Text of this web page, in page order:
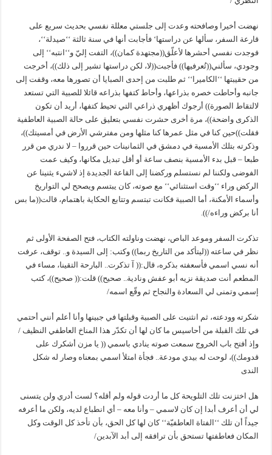
نهضت أخيرا وصافحته وعدت إلى جلستي معللة نفسي بحديث سريع على
قارعة السفر، سألها عن دراستها‘ فأجابت أنها في سنة ثالثة ‘‘صيدلة‘‘،
فوجدت نفسي أحشرها لأعلّق((مجتهدة كمان))، التفت إليّ و‘‘انتبه‘‘ إلى
وجودي، سألني((تُعرفيها)) فأجبت((لا، لكن دراستها تشير إلى ذلك))، أخرجت
من حقيبتها ‘‘الكاميرا‘‘ ثم طلبت من إحدى الصبايا أن تصورها معه، وقفت إلى
جانبه وأحاطت خصره بذراعها، وأحاط كتفها بذراعه قائلا للصبية التي تستعد
لالتقاط الصورة)) أرجوك أظهري ذراعي التي تحيط كتفها، أريد أن تكون
الذكرى واضحة))، مرة أخرى حشرت نفسي بتعليق على حالة الصبية العاطفية
فقلت))حين كنا في مثل عمرها كنا مثلها ومن مفترشي الأرض في أمسيتك))،
وذكرته بتلك الأمسية في دمشق في الثمانينات حين قرروا – لا ندري من قرر
طبعا – قبل بدء الأمسية بنصف ساعة أو أقل تبديل مكانها، وكيف عمت
الفوضى ولكننا لم نستسلم وركضنا إلى القاعة الجديدة إذ لاشيء يثنينا عن
الركض وراء ‘‘وقت استثنائي‘‘ مع صوته، كان يبتسم ويصحح لي التواريخ
وأسماء الأمكنة، أما الصبية فكانت تبتسم وتتابع الحكاية باهتمام، قالت((ما بس
أنا بركض وراءه/)).
تذكرت السفر وموعد الباص، نهضت وناولته الكتاب، فتح الصفحة الأولى ثم
نظر في ساعته ((ليتأكد من التاريخ ربما)) وكتب: إلى السيدة و.. توقف، عرفت
أنه نسي اسمي فأسعفته بذكره، قال:(( آ تذكرت.. البارحة التقينا، مساء في
المطعم أنت صديقة نزيه أبو عفش ونادية.. صحيح)) قلت:(( صحيح))، كتب
إسمي وتمنى لي السعادة والنجاح ثم وقّع اسمه/
شكرته وودعته، ثم انثنيت على الصبية وقبلتها في جبينها وأنا أعلم أنني أحتمي
في تلك القبلة من أحاسيس ما كان لها أن تكدّر هذا المناخ العاطفي النظيف /
وإذ أفتح باب الخروج سمعت صوته ينادي باسمي (( يا مزن أشكرك على
قدومك))، لوحت له بيدي مودعة.. فجأة امتلأ اسمي بمعناه وصار له شكل
الندى
هل اختزنت تلك التلويحة كل ما أردت قوله ولم أقله؟ لست أدري ولن يتسنى
لي أن أعرف أبدا إن كان لاسمي – وأنا معه – أي انطباع لديه، ولكن ما أعرفه
جيداً أن تلك ‘‘الفتاة العاطفيّة‘‘ كان لها كل الحق، بأن تأخذ كل الوقت وكل
المكان فعاطفتها تستحق بأن ترافقه إلى أبد الآبدين/